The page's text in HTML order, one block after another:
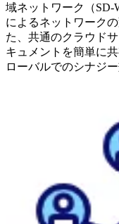
域ネットワーク（SD-
によるネットワーク
た、共通のクラウド
キュメントを簡単に
ローバルでのシナジ